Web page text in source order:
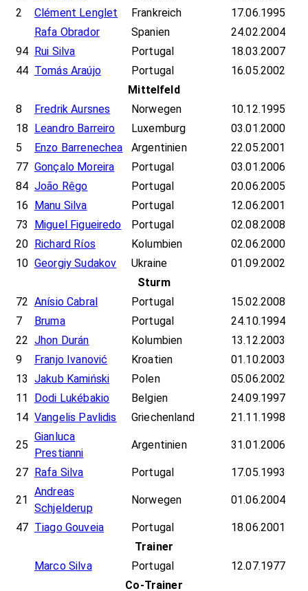
2
Clément Lenglet Frankreich
17.06.1995
Rafa Obrador
Spanien
24.02.2004
94
Rui Silva Portugal
18.03.2007
44 Tomás Araújo Portugal
16.05.2002
Mittelfeld
8
Fredrik Aursnes Norwegen
10.12.1995
18
Leandro Barreiro Luxemburg
03.01.2000
5
Enzo Barrenechea Argentinien
22.05.2001
77 Gonçalo Moreira Portugal
03.01.2006
84 João Rêgo Portugal
20.06.2005
16
Manu Silva Portugal
12.06.2001
73
Miguel Figueiredo Portugal
02.08.2008
20
Richard Ríos Kolumbien
02.06.2000
10 Georgiy Sudakov Ukraine
01.09.2002
Sturm
72 Anísio Cabral Portugal
15.02.2008
7
Bruma Portugal
24.10.1994
22 Jhon Durán Kolumbien
13.12.2003
9
Franjo Ivanović Kroatien
01.10.2003
13 Jakub Kamiński Polen
05.06.2002
11
Dodi Lukébakio Belgien
24.09.1997
14 Vangelis Pavlidis Griechenland 21.11.1998
25
Gianluca
Prestianni
Argentinien 31.01.2006
27 Rafa Silva Portugal 17.05.1993
21
Andreas
Schjelderup
Norwegen 01.06.2004
47 Tiago Gouveia Portugal
18.06.2001
Trainer
Marco Silva
Portugal
12.07.1977
Co-Trainer